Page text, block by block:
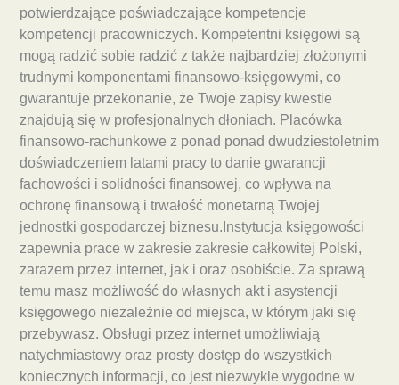
potwierdzające poświadczające kompetencje
kompetencji pracowniczych. Kompetentni księgowi są
mogą radzić sobie radzić z także najbardziej złożonymi
trudnymi komponentami finansowo-księgowymi, co
gwarantuje przekonanie, że Twoje zapisy kwestie
znajdują się w profesjonalnych dłoniach. Placówka
finansowo-rachunkowe z ponad ponad dwudziestoletnim
doświadczeniem latami pracy to danie gwarancji
fachowości i solidności finansowej, co wpływa na
ochronę finansową i trwałość monetarną Twojej
jednostki gospodarczej biznesu.Instytucja księgowości
zapewnia prace w zakresie zakresie całkowitej Polski,
zarazem przez internet, jak i oraz osobiście. Za sprawą
temu masz możliwość do własnych akt i asystencji
księgowego niezależnie od miejsca, w którym jaki się
przebywasz. Obsługi przez internet umożliwiają
natychmiastowy oraz prosty dostęp do wszystkich
koniecznych informacji, co jest niezwykle wygodne w